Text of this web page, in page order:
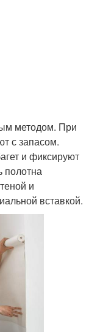
методом. При
с запасом.
и фиксируют
и
вставкой.